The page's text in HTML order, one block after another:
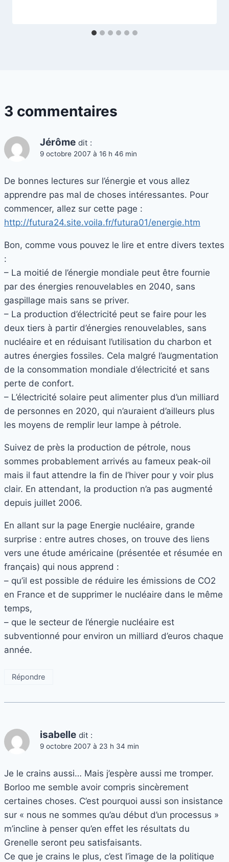
3 commentaires
Jérôme dit :
9 octobre 2007 à 16 h 46 min
De bonnes lectures sur l’énergie et vous allez
apprendre pas mal de choses intéressantes. Pour
commencer, allez sur cette page :
http://futura24.site.voila.fr/futura01/energie.htm
Bon, comme vous pouvez le lire et entre divers textes
:
– La moitié de l’énergie mondiale peut être fournie
par des énergies renouvelables en 2040, sans
gaspillage mais sans se priver.
– La production d’électricité peut se faire pour les
deux tiers à partir d’énergies renouvelables, sans
nucléaire et en réduisant l’utilisation du charbon et
autres énergies fossiles. Cela malgré l’augmentation
de la consommation mondiale d’électricité et sans
perte de confort.
– L’électricité solaire peut alimenter plus d’un milliard
de personnes en 2020, qui n’auraient d’ailleurs plus
les moyens de remplir leur lampe à pétrole.
Suivez de près la production de pétrole, nous
sommes probablement arrivés au fameux peak-oil
mais il faut attendre la fin de l’hiver pour y voir plus
clair. En attendant, la production n’a pas augmenté
depuis juillet 2006.
En allant sur la page Energie nucléaire, grande
surprise : entre autres choses, on trouve des liens
vers une étude américaine (présentée et résumée en
français) qui nous apprend :
– qu’il est possible de réduire les émissions de CO2
en France et de supprimer le nucléaire dans le même
temps,
– que le secteur de l’énergie nucléaire est
subventionné pour environ un milliard d’euros chaque
année.
Répondre
isabelle dit :
9 octobre 2007 à 23 h 34 min
Je le crains aussi… Mais j’espère aussi me tromper.
Borloo me semble avoir compris sincèrement
certaines choses. C’est pourquoi aussi son insistance
sur « nous ne sommes qu’au début d’un processus »
m’incline à penser qu’en effet les résultats du
Grenelle seront peu satisfaisants.
Ce que je crains le plus, c’est l’image de la politique